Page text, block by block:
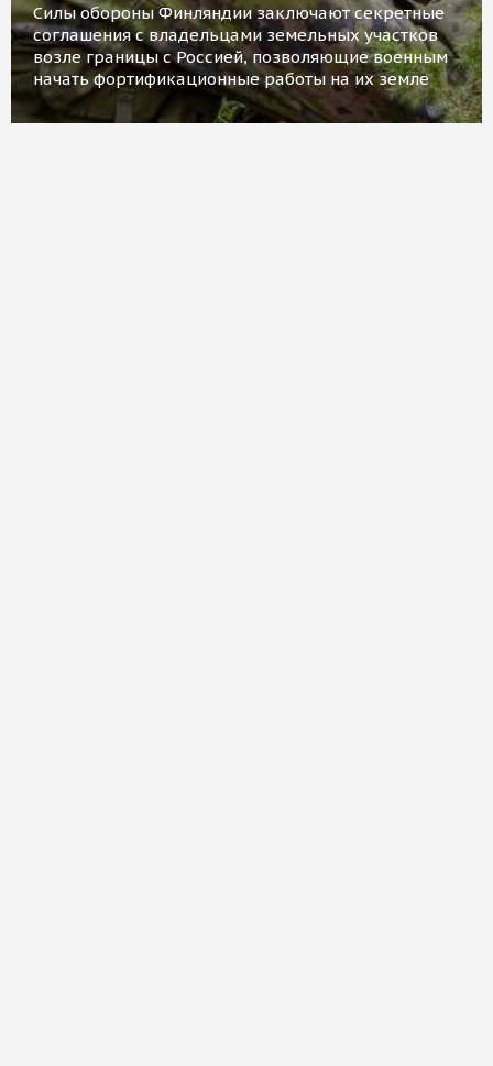
Силы обороны Финляндии заключают секретные
соглашения с владельцами земельных участков
возле границы с Россией, позволяющие военным
начать фортификационные работы на их земле